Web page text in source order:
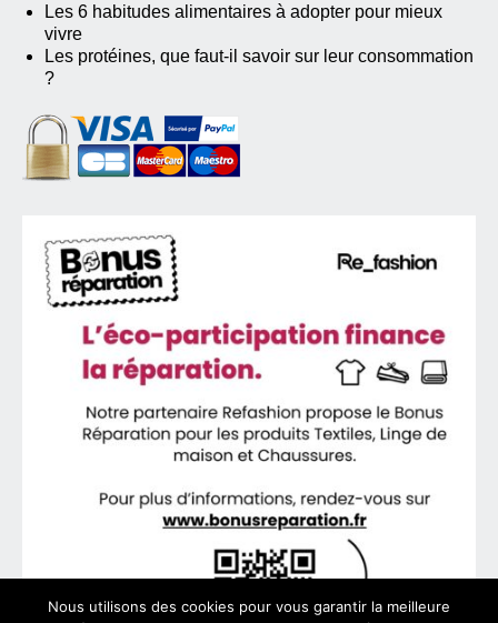
Les 6 habitudes alimentaires à adopter pour mieux
vivre
Les protéines, que faut-il savoir sur leur consommation
?
Nous utilisons des cookies pour vous garantir la meilleure